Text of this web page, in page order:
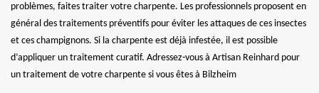
problèmes, faites traiter votre charpente. Les professionnels proposent en
général des traitements préventifs pour éviter les attaques de ces insectes
et ces champignons. Si la charpente est déjà infestée, il est possible
d’appliquer un traitement curatif. Adressez-vous à Artisan Reinhard pour
un traitement de votre charpente si vous êtes à Bilzheim